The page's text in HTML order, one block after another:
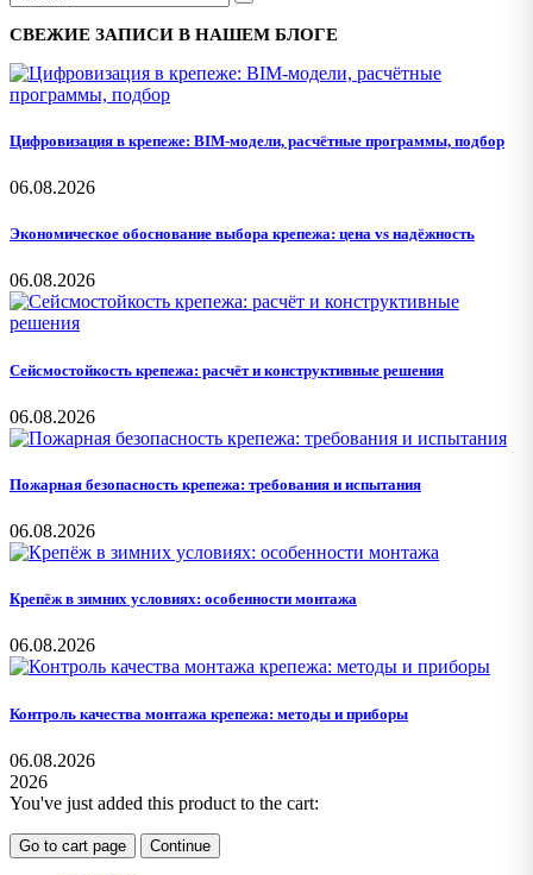
СВЕЖИЕ ЗАПИСИ В НАШЕМ БЛОГЕ
Цифровизация в крепеже: BIM-модели, расчётные программы, подбор
06.08.2026
Экономическое обоснование выбора крепежа: цена vs надёжность
06.08.2026
Сейсмостойкость крепежа: расчёт и конструктивные решения
06.08.2026
Пожарная безопасность крепежа: требования и испытания
06.08.2026
Крепёж в зимних условиях: особенности монтажа
06.08.2026
Контроль качества монтажа крепежа: методы и приборы
06.08.2026
2026
You've just added this product to the cart:
Go to cart page Continue